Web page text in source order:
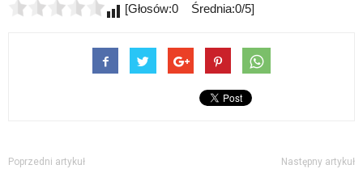
[Głosów:0 Średnia:0/5]
Poprzedni artykuł Następny artykuł